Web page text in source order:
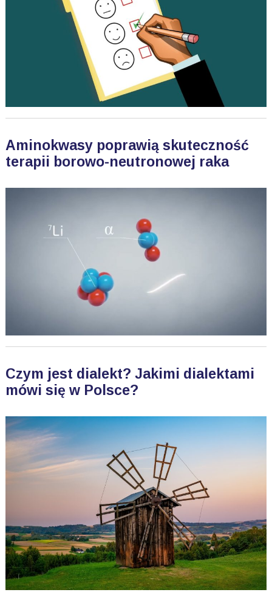
Aminokwasy poprawią skuteczność
terapii borowo-neutronowej raka
Czym jest dialekt? Jakimi dialektami
mówi się w Polsce?